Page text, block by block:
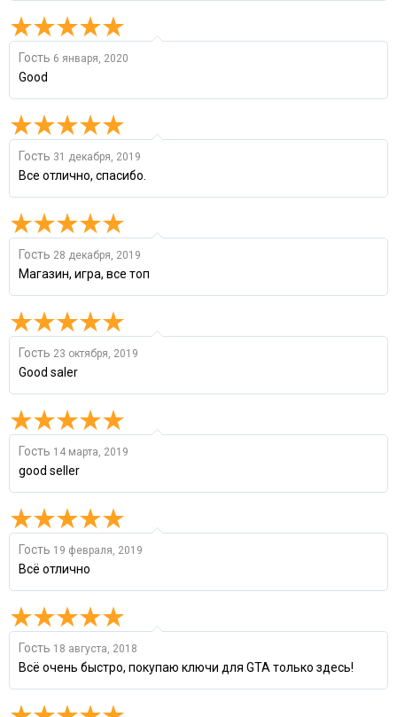
Гость 6 января, 2020
Good
Гость 31 декабря, 2019
Все отлично, спасибо.
Гость 28 декабря, 2019
Магазин, игра, все топ
Гость 23 октября, 2019
Good saler
Гость 14 марта, 2019
good seller
Гость 19 февраля, 2019
Всё отлично
Гость 18 августа, 2018
Всё очень быстро, покупаю ключи для GTA только здесь!